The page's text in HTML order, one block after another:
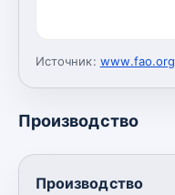
Источник: www.fao.org
Производство
Производство